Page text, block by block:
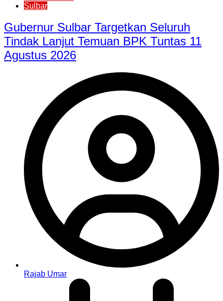
Sulbar
Gubernur Sulbar Targetkan Seluruh
Tindak Lanjut Temuan BPK Tuntas 11
Agustus 2026
Rajab Umar